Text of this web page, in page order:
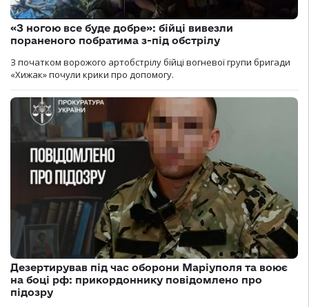
«З ногою все буде добре»: бійці вивезли
пораненого побратима з-під обстрілу
З початком ворожого артобстрілу бійці вогневої групи бригади
«Хижак» почули крики про допомогу.
Дезертирував під час оборони Маріуполя та воює
на боці рф: прикордоннику повідомлено про
підозру